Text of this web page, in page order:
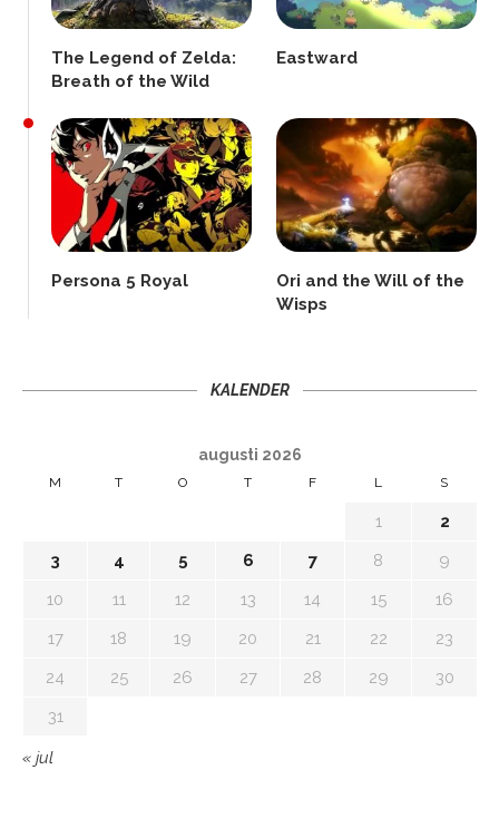
The Legend of Zelda:
Breath of the Wild
Eastward
Persona 5 Royal
Ori and the Will of the
Wisps
KALENDER
augusti 2026
M T O T F L S
1
2
3
4 5 6 7 8
9
10
11 12 13 14 15
16
17
18 19 20 21 22
23
24
25 26 27 28 29
30
31
« jul